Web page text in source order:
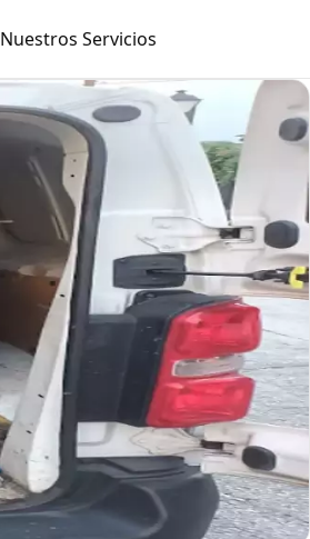
Nuestros Servicios